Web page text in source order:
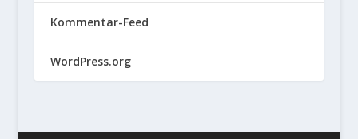
Kommentar-Feed
WordPress.org